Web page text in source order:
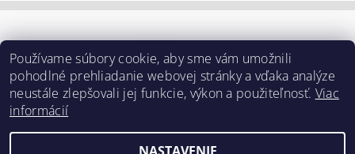
Používame súbory cookie, aby sme vám umožnili
pohodlné prehliadanie webovej stránky a vďaka analýze
neustále zlepšovali jej funkcie, výkon a použiteľnosť. Viac
informácií